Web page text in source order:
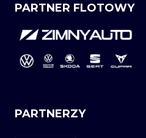
PARTNER FLOTOWY
PARTNERZY